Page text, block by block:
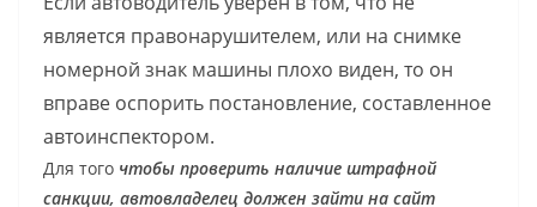
является правонарушителем, или на снимке
номерной знак машины плохо виден, то он
вправе оспорить постановление, составленное
автоинспектором.
Для того чтобы проверить наличие штрафной
санкции, автовладелец должен зайти на сайт